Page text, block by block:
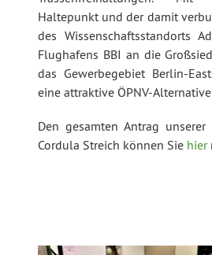
Haltepunkt und der damit
des Wissenschaftsstandorts
Flughafens BBI an die
das Gewerbegebiet Berlin-
eine attraktive ÖPNV-
Den gesamten Antrag unserer
Cordula Streich können Sie hier